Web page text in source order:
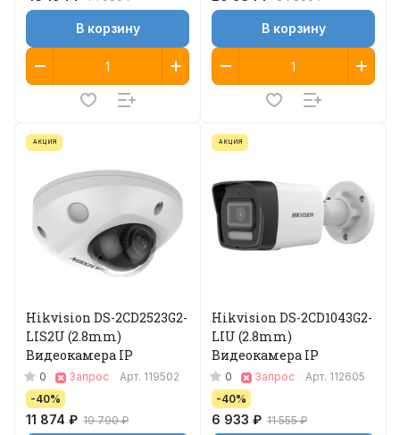
В корзину В корзину
АКЦИЯ
Hikvision DS-2CD2523G2-
LIS2U (2.8mm)
Видеокамера IP
0 Запрос Арт. 119502
-40%
11 874 ₽ 19 790 ₽
АКЦИЯ
Hikvision DS-2CD1043G2-
LIU (2.8mm)
Видеокамера IP
0 Запрос Арт. 112605
-40%
6 933 ₽ 11 555 ₽